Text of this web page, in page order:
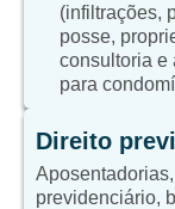
(infiltrações,
posse,
consultoria e
para
Direito
previdenciário,